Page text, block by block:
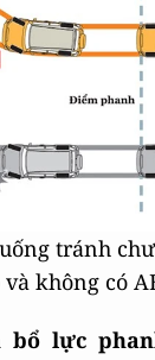
tránh
và không có
bổ lực